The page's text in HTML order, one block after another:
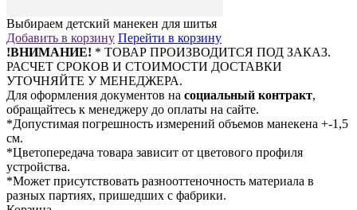
Выбираем детский манекен для шитья
Добавить в корзину Перейти в корзину
!ВНИМАНИЕ! * ТОВАР ПРОИЗВОДИТСЯ ПОД ЗАКАЗ.
РАСЧЕТ СРОКОВ И СТОИМОСТИ ДОСТАВКИ
УТОЧНЯЙТЕ У МЕНЕДЖЕРА.
Для оформления документов на социальный контракт,
обращайтесь к менеджеру до оплаты на сайте.
*Допустимая погрешность измерений объемов манекена +-1,5
см.
*Цветопередача товара зависит от цветового профиля
устройства.
*Может присутствовать разнооттеночность материала в
разных партиях, пришедших с фабрики.